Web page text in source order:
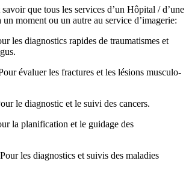
que tous les services d’un Hôpital / d’une
moment ou un autre au service d’imagerie:
les diagnostics rapides de traumatismes et
évaluer les fractures et les lésions musculo-
le diagnostic et le suivi des cancers.
la planification et le guidage des
les diagnostics et suivis des maladies